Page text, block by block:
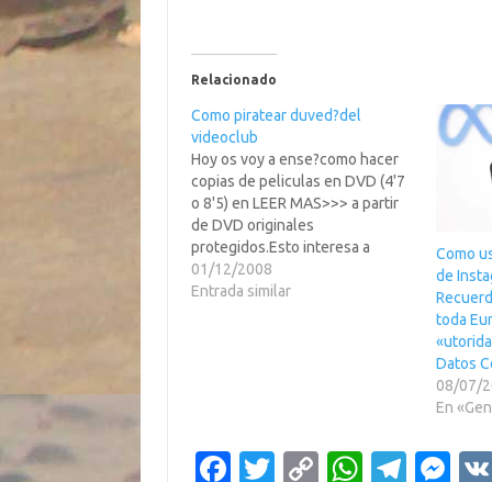
Relacionado
Como piratear duved?del
videoclub
Hoy os voy a ense?como hacer
copias de peliculas en DVD (4'7
o 8'5) en LEER MAS>>> a partir
de DVD originales
protegidos.Esto interesa a
aquellos que apreciamos la
buena calidad y no nos
01/12/2008
Entrada similar
Como
de
toda
Datos
08/07/
En
Fa T
C
W
T
M